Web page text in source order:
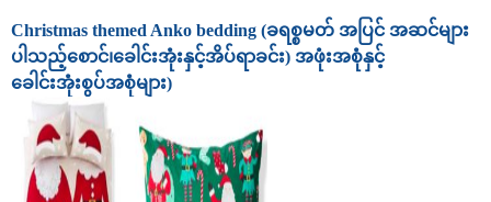
Christmas themed Anko bedding (ခရစ္စမတ် အပြင် အဆင်များ
ပါသည့်စောင်၊ခေါင်းအုံးနှင့်အိပ်ရာခင်း) အဖုံးအစုံနှင့်
ခေါင်းအုံးစွပ်အစုံများ)